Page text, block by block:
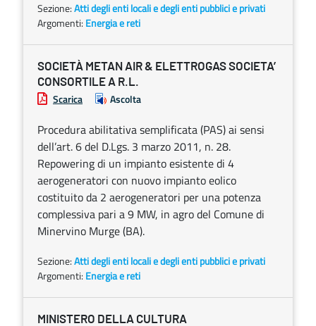
Sezione:Atti degli enti locali e degli enti pubblici e privati
Argomenti: Energia e reti
SOCIETÀ METAN AIR & ELETTROGAS SOCIETA’
CONSORTILE A R.L.
Scarica Ascolta
Procedura abilitativa semplificata (PAS) ai sensi
dell’art. 6 del D.Lgs. 3 marzo 2011, n. 28.
Repowering di un impianto esistente di 4
aerogeneratori con nuovo impianto eolico
costituito da 2 aerogeneratori per una potenza
complessiva pari a 9 MW, in agro del Comune di
Minervino Murge (BA).
Sezione:Atti degli enti locali e degli enti pubblici e privati
Argomenti: Energia e reti
MINISTERO DELLA CULTURA